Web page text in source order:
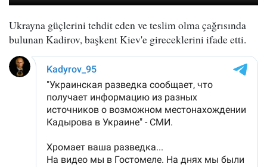
Ukrayna güçlerini tehdit eden ve teslim olma çağrısında
bulunan Kadirov, başkent Kiev'e gireceklerini ifade etti.